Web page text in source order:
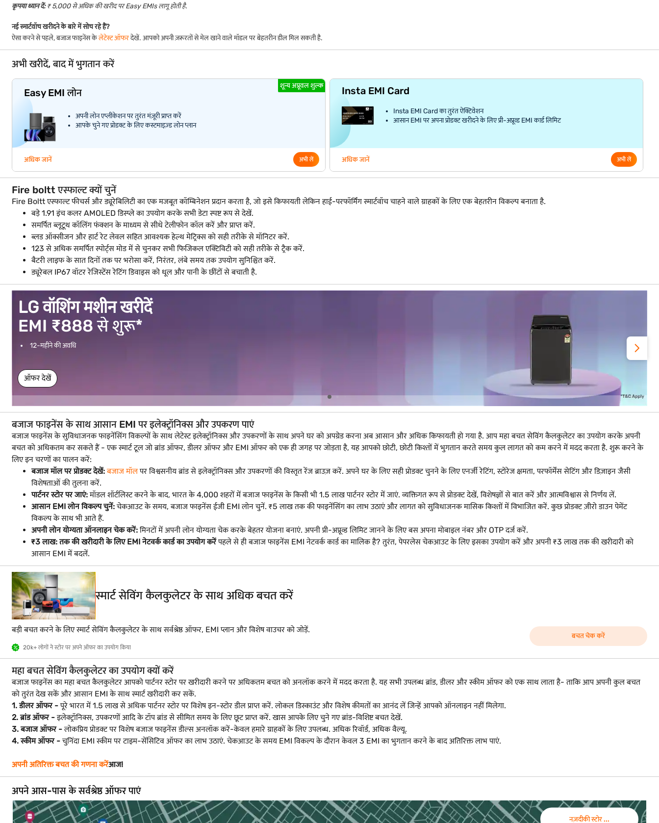
कृपया ध्यान दें:₹ 5,000 से अधिक की खरीद पर Easy EMIs लागू होती है.
नई स्मार्टवॉच खरीदने के बारे में सोच रहे हैं?
ऐसा करने से पहले, बजाज फाइनेंस केलेटेस्ट ऑफरदेखें. आपको अपनी ज़रूरतों से मेल खाने वाले मॉडल पर बेहतरीन डील मिल सकती है.
अभी खरीदें, बाद में भुगतान करें
शून्य अप्रूवल शुल्क
Easy EMI लोन
अपनी लोन एप्लीकेशन पर तुरंत मंज़ूरी प्राप्त करें
आपके चुने गए प्रोडक्ट के लिए कस्टमाइज़्ड लोन प्लान
अधिक जानें अभी लें
Insta EMI Card
Insta EMI Card का तुरंत ऐक्टिवेशन
आसान EMI पर अपना प्रोडक्ट खरीदने के लिए प्री-अप्रूव्ड EMI कार्ड लिमिट
अधिक जानें अभी लें
Fire boltt एस्फाल्ट क्यों चुनें
Fire Boltt एस्फाल्ट फीचर्स और ड्यूरेबिलिटी का एक मजबूत कॉम्बिनेशन प्रदान करता है, जो इसे किफायती लेकिन हाई-परफॉर्मिंग स्मार्टवॉच चाहने वाले ग्राहकों के लिए एक बेहतरीन विकल्प बनाता है.
बड़े 1.91 इंच कलर AMOLED डिस्प्ले का उपयोग करके सभी डेटा स्पष्ट रूप से देखें.
समर्पित ब्लूटूथ कॉलिंग फंक्शन के माध्यम से सीधे टेलीफोन कॉल करें और प्राप्त करें.
ब्लड ऑक्सीजन और हार्ट रेट लेवल सहित आवश्यक हेल्थ मेट्रिक्स को सही तरीके से मॉनिटर करें.
123 से अधिक समर्पित स्पोर्ट्स मोड में से चुनकर सभी फिजिकल एक्टिविटी को सही तरीके से ट्रैक करें.
बैटरी लाइफ के सात दिनों तक पर भरोसा करें, निरंतर, लंबे समय तक उपयोग सुनिश्चित करें.
ड्यूरेबल IP67 वॉटर रेजिस्टेंस रेटिंग डिवाइस को धूल और पानी के छींटों से बचाती है.
LG वॉशिंग मशीन खरीदें
EMI ₹888 से शुरू*
12-महीने की अवधि
ऑफर देखें
बजाज फाइनेंस के साथ आसान EMI पर इलेक्ट्रॉनिक्स और उपकरण पाएं
बजाज फाइनेंस के सुविधाजनक फाइनेंसिंग विकल्पों के साथ लेटेस्ट इलेक्ट्रॉनिक्स और उपकरणों के साथ अपने घर को अपग्रेड करना अब आसान और अधिक किफायती हो गया है. आप महा बचत सेविंग कैलकुलेटर का उपयोग करके अपनी
बचत को अधिकतम कर सकते हैं - एक स्मार्ट टूल जो ब्रांड ऑफर, डीलर ऑफर और EMI ऑफर को एक ही जगह पर जोड़ता है, यह आपको छोटी, छोटी किश्तों में भुगतान करते समय कुल लागत को कम करने में मदद करता है. शुरू करने के
लिए इन चरणों का पालन करें:
बजाज मॉल पर प्रोडक्ट देखें: बजाज मॉलपर विश्वसनीय ब्रांड से इलेक्ट्रॉनिक्स और उपकरणों की विस्तृत रेंज ब्राउज़ करें. अपने घर के लिए सही प्रोडक्ट चुनने के लिए एनर्जी रेटिंग, स्टोरेज क्षमता, परफॉर्मेंस सेटिंग और डिज़ाइन जैसी
विशेषताओं की तुलना करें.
पार्टनर स्टोर पर जाएं:मॉडल शॉर्टलिस्ट करने के बाद, भारत के 4,000 शहरों में बजाज फाइनेंस के किसी भी 1.5 लाख पार्टनर स्टोर में जाएं. व्यक्तिगत रूप से प्रोडक्ट देखें, विशेषज्ञों से बात करें और आत्मविश्वास से निर्णय लें.
आसान EMI लोन विकल्प चुनें:चेकआउट के समय, बजाज फाइनेंस ईजी EMI लोन चुनें. ₹5 लाख तक की फाइनेंसिंग का लाभ उठाएं और लागत को सुविधाजनक मासिक किश्तों में विभाजित करें. कुछ प्रोडक्ट ज़ीरो डाउन पेमेंट
विकल्प के साथ भी आते हैं.
अपनी लोन योग्यता ऑनलाइन चेक करें:मिनटों में अपनी लोन योग्यता चेक करके बेहतर योजना बनाएं. अपनी प्री-अप्रूव्ड लिमिट जानने के लिए बस अपना मोबाइल नंबर और OTP दर्ज करें.
₹3 लाख: तक की खरीदारी के लिए EMI नेटवर्क कार्ड का उपयोग करेंपहले से ही बजाज फाइनेंस EMI नेटवर्क कार्ड का मालिक है? तुरंत, पेपरलेस चेकआउट के लिए इसका उपयोग करें और अपनी ₹3 लाख तक की खरीदारी को
आसान EMI में बदलें.
स्मार्ट सेविंग कैलकुलेटर के साथ अधिक बचत करें
बड़ी बचत करने के लिए स्मार्ट सेविंग कैलकुलेटर के साथ सर्वश्रेष्ठ ऑफर, EMI प्लान और विशेष वाउचर को जोड़ें.
20k+ लोगों ने स्टोर पर अपने ऑफर का उपयोग किया
बचत चेक करें
महा बचत सेविंग कैलकुलेटर का उपयोग क्यों करें
बजाज फाइनेंस का महा बचत कैलकुलेटर आपको पार्टनर स्टोर पर खरीदारी करने पर अधिकतम बचत को अनलॉक करने में मदद करता है. यह सभी उपलब्ध ब्रांड, डीलर और स्कीम ऑफर को एक साथ लाता है- ताकि आप अपनी कुल बचत
को तुरंत देख सकें और आसान EMI के साथ स्मार्ट खरीदारी कर सकें.
1. डीलर ऑफर -पूरे भारत में 1.5 लाख से अधिक पार्टनर स्टोर पर विशेष इन-स्टोर डील प्राप्त करें. लोकल डिस्काउंट और विशेष कीमतों का आनंद लें जिन्हें आपको ऑनलाइन नहीं मिलेगा.
2. ब्रांड ऑफर -इलेक्ट्रॉनिक्स, उपकरणों आदि के टॉप ब्रांड से सीमित समय के लिए छूट प्राप्त करें. खास आपके लिए चुने गए ब्रांड-विशिष्ट बचत देखें.
3. बजाज ऑफर -लोकप्रिय प्रोडक्ट पर विशेष बजाज फाइनेंस डील्स अनलॉक करें-केवल हमारे ग्राहकों के लिए उपलब्ध. अधिक रिवॉर्ड, अधिक वैल्यू.
4. स्कीम ऑफर -चुनिंदा EMI स्कीम पर टाइम-सेंसिटिव ऑफर का लाभ उठाएं. चेकआउट के समय EMI विकल्प के दौरान केवल 3 EMI का भुगतान करने के बाद अतिरिक्त लाभ पाएं.
अपनी अतिरिक्त बचत की गणना करेंआज!
अपने आस-पास के सर्वश्रेष्ठ ऑफर पाएं
नज़दीकी स्टोर ...